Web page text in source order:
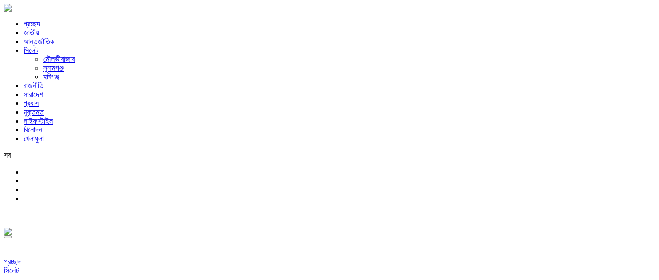
প্রচ্ছদ
জাতীয়
আন্তর্জাতিক
সিলেট
মৌলভীবাজার
সুনামগঞ্জ
হবিগঞ্জ
রাজনীতি
সারাদেশ
প্রবাস
মুক্তমত
লাইফস্টাইল
বিনোদন
খেলাধুলা
সব
প্রচ্ছদ
সিলেট